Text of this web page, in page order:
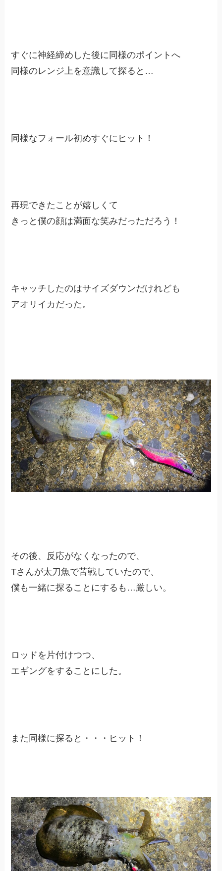
すぐに神経締めした後に同様のポイントへ
同様のレンジ上を意識して探ると…
同様なフォール初めすぐにヒット！
再現できたことが嬉しくて
きっと僕の顔は満面な笑みだっただろう！
キャッチしたのはサイズダウンだけれども
アオリイカだった。
その後、反応がなくなったので、
Tさんが太刀魚で苦戦していたので、
僕も一緒に探ることにするも…厳しい。
ロッドを片付けつつ、
エギングをすることにした。
また同様に探ると・・・ヒット！